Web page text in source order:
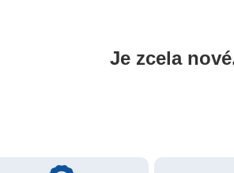
Je zcela